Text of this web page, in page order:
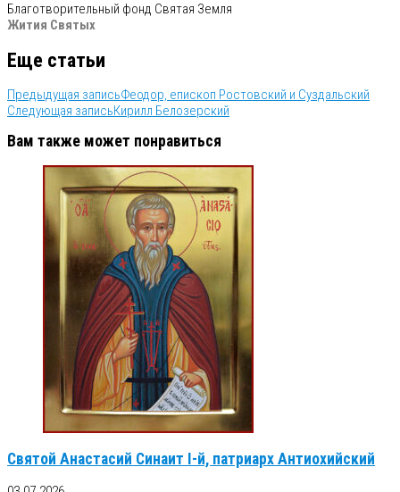
Благотворительный фонд Святая Земля
Жития Святых
Еще статьи
Предыдущая записьФеодор, епископ Ростовский и Суздальский
Следующая записьКирилл Белозерский
Вам также может понравиться
Святой Анастасий Синаит I-й, патриарх Антиохийский